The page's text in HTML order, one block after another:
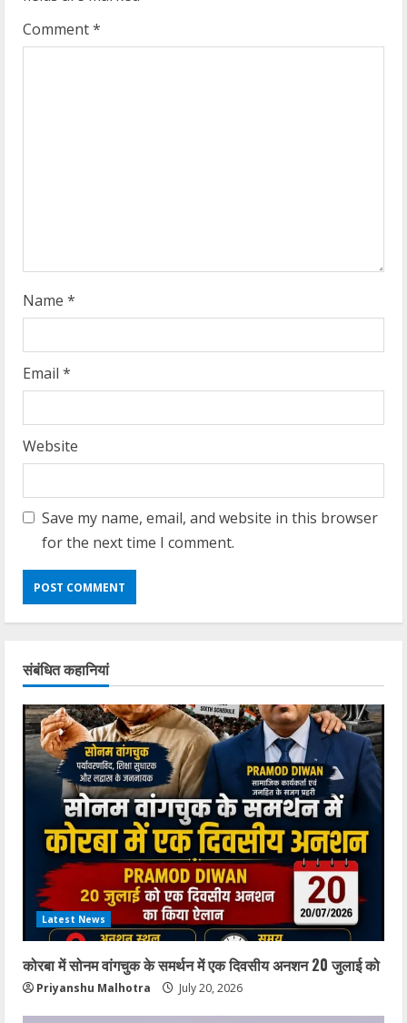
Comment*
Name *
Email *
Website
Save my name, email, and website in this browser
for the next time I comment.
संबंधित कहानियां
Latest News
कोरबा में सोनम वांगचुक के समर्थन में एक दिवसीय अनशन 20 जुलाई को
Priyanshu Malhotra July 20, 2026